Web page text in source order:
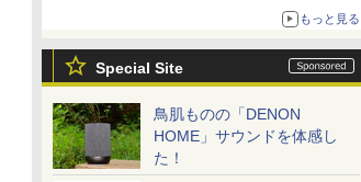
もっと見る
Special Site
鳥肌ものの「DENON
HOME」サウンドを体感し
た！